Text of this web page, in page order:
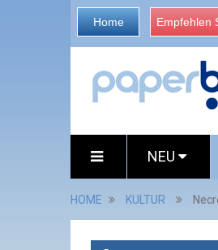
Home Empfehlen
NEU
HOME KULTUR